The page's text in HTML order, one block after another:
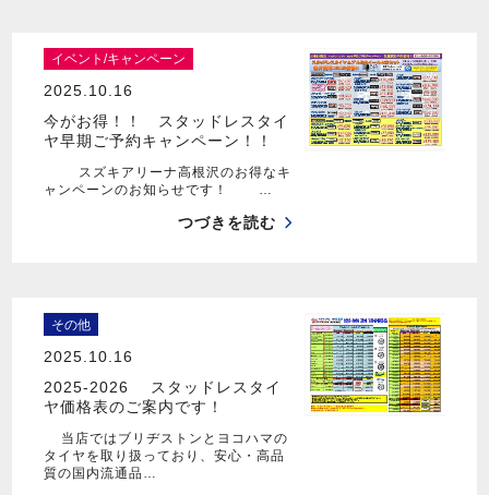
イベント/キャンペーン
2025.10.16
今がお得！！ スタッドレスタイ
ヤ早期ご予約キャンペーン！！
スズキアリーナ高根沢のお得なキ
ャンペーンのお知らせです！ …
つづきを読む
その他
2025.10.16
2025-2026 スタッドレスタイ
ヤ価格表のご案内です！
当店ではブリヂストンとヨコハマの
タイヤを取り扱っており、安心・高品
質の国内流通品…